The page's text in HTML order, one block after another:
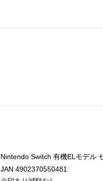
Nintendo Switch 有機ELモデル
JAN 4902370550481